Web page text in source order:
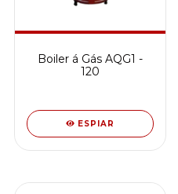
Boiler á Gás AQG1 -
120
ESPIAR